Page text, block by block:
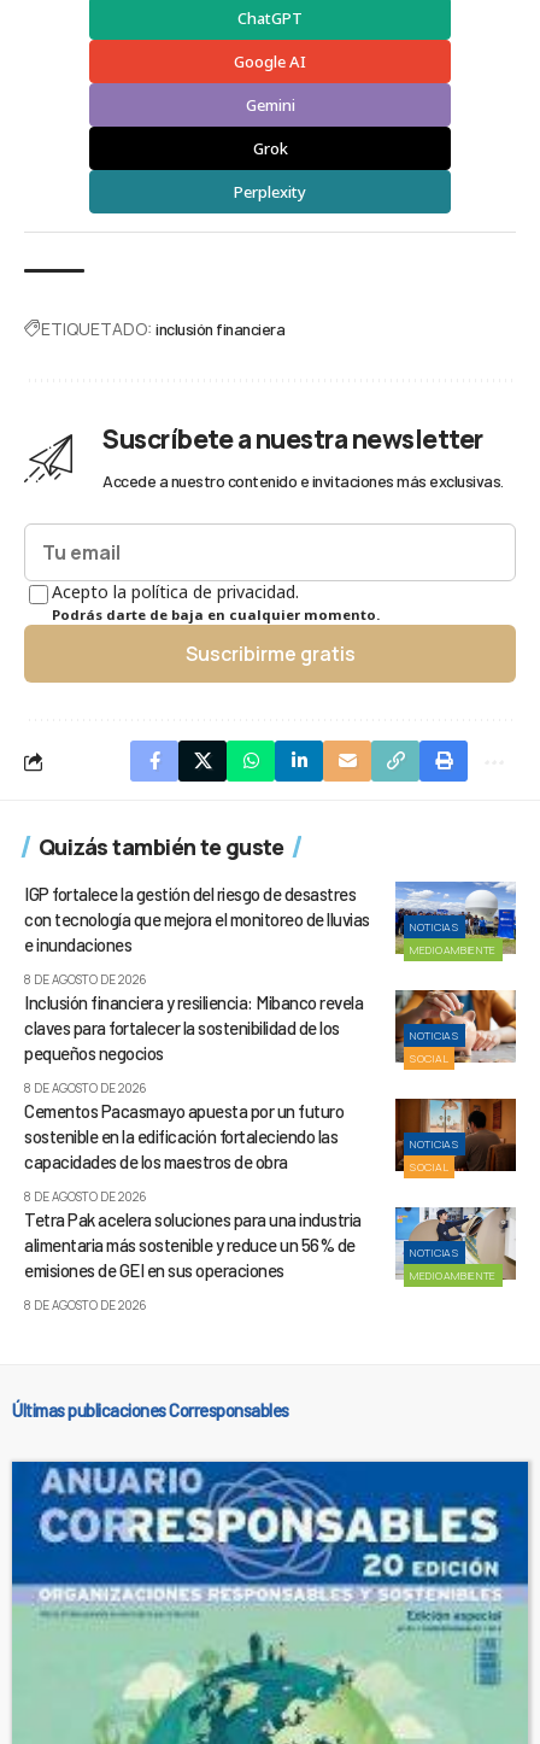
ChatGPT
Google AI
Gemini
Grok
Perplexity
ETIQUETADO: inclusión financiera
Suscríbete a nuestra newsletter
Accede a nuestro contenido e invitaciones más exclusivas.
Acepto la política de privacidad.
Podrás darte de baja en cualquier momento.
Suscribirme gratis
Quizás también te guste
NOTICIAS
MEDIOAMBIENTE
IGP fortalece la gestión del riesgo de desastres
con tecnología que mejora el monitoreo de lluvias
e inundaciones
8 DE AGOSTO DE 2026
NOTICIAS
SOCIAL
Inclusión financiera y resiliencia: Mibanco revela
claves para fortalecer la sostenibilidad de los
pequeños negocios
8 DE AGOSTO DE 2026
NOTICIAS
SOCIAL
Cementos Pacasmayo apuesta por un futuro
sostenible en la edificación fortaleciendo las
capacidades de los maestros de obra
8 DE AGOSTO DE 2026
NOTICIAS
MEDIOAMBIENTE
Tetra Pak acelera soluciones para una industria
alimentaria más sostenible y reduce un 56% de
emisiones de GEI en sus operaciones
8 DE AGOSTO DE 2026
Últimas publicaciones Corresponsables